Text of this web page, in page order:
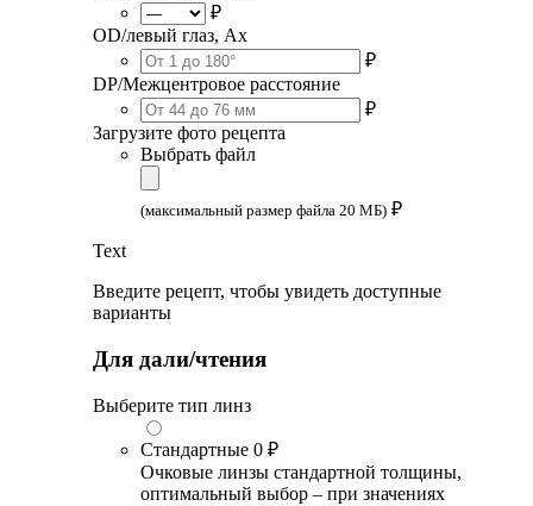
₽
OD/левый глаз, Ax
₽
DP/Межцентровое расстояние
₽
Загрузите фото рецепта
Выбрать файл
(максимальный размер файла 20 МБ) ₽
Text
Введите рецепт, чтобы увидеть доступные
варианты
Для дали/чтения
Выберите тип линз
Стандартные 0 ₽
Очковые линзы стандартной толщины,
оптимальный выбор – при значениях